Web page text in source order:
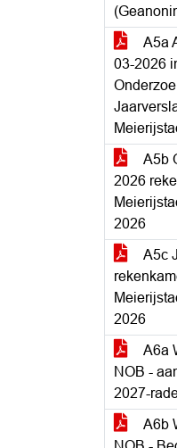
A5a
03-2026
A5b
2026
2026
A5c
2026
A6a
NOB -
2027-
A6b